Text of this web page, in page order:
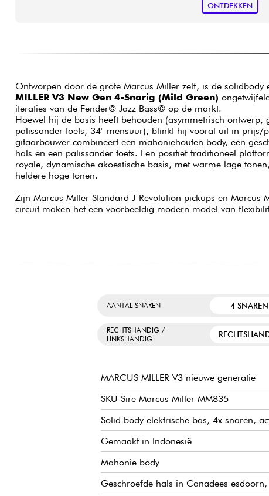
ONTDEKKEN
Ontworpen door de grote Marcus Miller zelf, is de solidbody
MILLER V3 New Gen 4-Snarig (Mild Green)
iteraties van de Fender© Jazz Bass© op de markt.
Hoewel hij de basis heeft behouden (asymmetrisch ontwerp,
palissander toets, 34" mensuur), blinkt hij vooral uit in prijs/
gitaarbouwer combineert een mahoniehouten body, een
hals en een palissander toets. Een positief traditioneel
royale, dynamische akoestische basis, met warme lage
heldere hoge tonen.
Zijn Marcus Miller Standard J-Revolution pickups en Marcus
circuit maken het een voorbeeldig modern model van
AANTAL SNAREN 4 SNAREN
RECHTSHANDIG /
LINKSHANDIG
MARCUS MILLER V3 nieuwe generatie
SKU Sire Marcus Miller MM835
Solid body elektrische bas, 4x snaren,
Gemaakt in Indonesië
Mahonie body
Geschroefde hals in Canadees